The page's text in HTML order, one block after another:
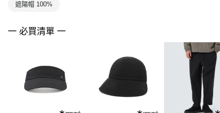
遮陽帽 100%
一 必買清單 一